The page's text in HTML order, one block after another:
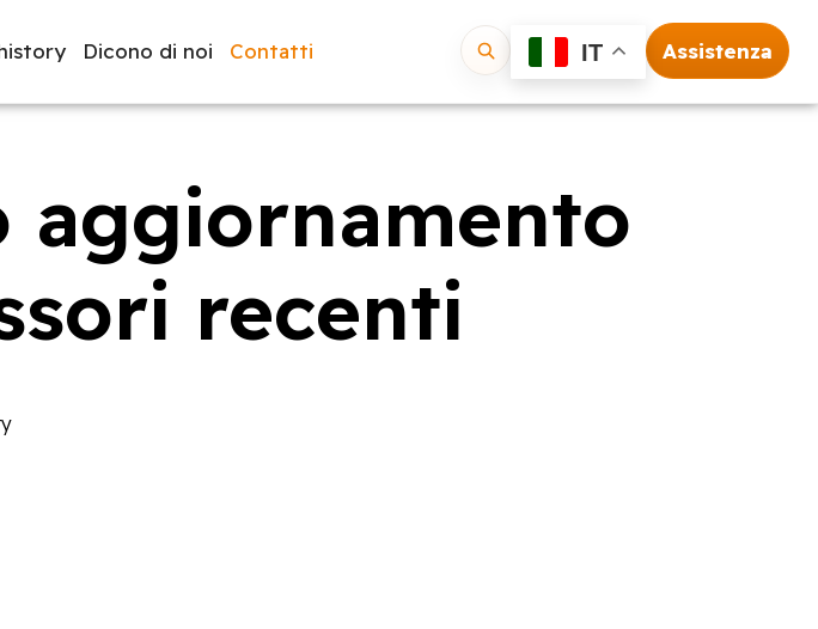
Dicono di noi Contatti IT Assistenza
aggiornamento
recenti